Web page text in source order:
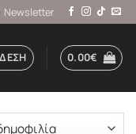
Newsletter
0.00€